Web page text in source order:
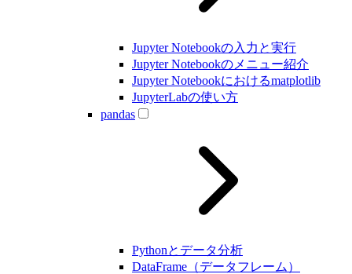
Jupyter Notebookの入力と実行
Jupyter Notebookのメニュー紹介
Jupyter Notebookにおけるmatplotlib
JupyterLabの使い方
pandas
Pythonとデータ分析
DataFrame（データフレーム）